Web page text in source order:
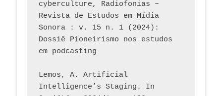
cyberculture, Radiofonias –
Revista de Estudos em Mídia
Sonora : v. 15 n. 1 (2024):
Dossiê Pioneirismo nos estudos
em podcasting
Lemos, A. Artificial
Intelligence’s Staging. In